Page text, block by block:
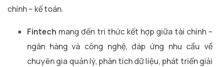
chính – kế toán.
Fintech mang đến tri thức kết hợp giữa tài chính –
ngân hàng và công nghệ, đáp ứng nhu cầu về
chuyên gia quản lý, phân tích dữ liệu, phát triển giải